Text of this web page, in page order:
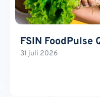
FSIN FoodPulse
31 juli 2026